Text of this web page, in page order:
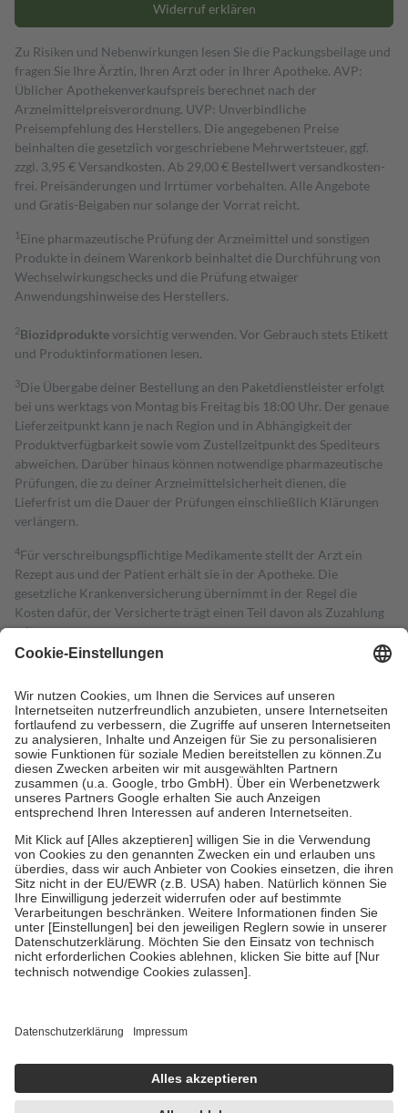
Widerruf erklären
Zu Risiken und Nebenwirkungen lesen Sie die Packungsbeilage und
fragen Sie Ihre Ärztin, Ihren Arzt oder in Ihrer Apotheke. AVP:
Üblicher Apothekenverkaufspreis berechnet nach der
Arzneimittelpreisverordnung. UVP: Unverbindliche
Preisempfehlung des Herstellers. Die angegebenen Preise
beinhalten die gesetzlich vorgeschriebene Mehrwertsteuer, ggf.
zzgl. 3,95 € Versandkosten. Ab 29,00 € Bestell­wert versand­kosten­
frei. Preisänderungen und Irrtümer vorbehalten. Alle Angebote
und Gratis-Beigaben nur solange der Vorrat reicht.
1 Eine pharmazeutische Prüfung der Arzneimittel und sonstigen
Produkte in deinem Warenkorb beinhaltet die Durchführung von
Wechselwirkungschecks und die Prüfung etwaiger
Anwendungshinweise des Herstellers.
2Biozidproduktevorsichtig verwenden. Vor Gebrauch stets Etikett
und Produktinformationen lesen.
3Die Übergabe deiner Bestellung an den Paketdienstleister erfolgt
bei uns werktags von Montag bis Freitag bis 18:00 Uhr. Der genaue
Lieferzeitpunkt kann je nach Region und in Abhängigkeit der
Produktverfügbarkeit sowie vom Zustellzeitpunkt des Spediteurs
abweichen. Darüber hinaus können notwendige pharmazeutische
Prüfungen, die zu deiner Arzneimittelsicherheit dienen, die
Lieferfrist um die Dauer der Prüfungen einschließlich Klärungen
verlängern.
4Für verschreibungspflichtige Medikamente stellt der Arzt ein
Rezept aus und der Patient erhält sie in der Apotheke. Die
gesetzliche Krankenversicherung übernimmt in der Regel die
Kosten dafür, der Versicherte trägt einen Teil davon als Zuzahlung
mit.
Grundsätzlich leisten Mitglieder Zuzahlungen in Höhe von zehn
höchstens zehn Euro.
Es sind jedoch nie mehr als die tatsächlichen
Kosten der Leistung zu entrichten.
Diese Regeln gelten grundsätzlich auch für Online-Apotheken.
Bei Heilmitteln und häuslicher Krankenpflege beträgt die
Zuzahlung zehn Prozent der Kosten sowie zehn Euro je
Verordnung.
Um das Engagement der Versicherten für ihre eigene Gesundheit zu
stärken und die besondere Stellung der Familie zu unterstützen,
fallenkeine Zuzahlungenan bei:
• Kindern und Jugendlichen bis zum vollendeten 18. Lebensjahr
mit Ausnahme der Fahrkosten
• Untersuchungen zur Vorsorge und Früherkennung, die von der
GKV getragen werden
• empfohlenen Schutzimpfungen
• Harn- und Blutteststreifen
getroffen, um sicherzustellen, dass es sich um echte Bewertungen
https://help.etrusted.com/hc/de/articles/4419944605341
Einige Bilder und Inhalte wurden unter Zuhilfenahme künstlicher